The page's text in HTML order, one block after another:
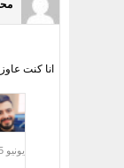
انا كنت
يونيو 15, 2016 at 11:00 م